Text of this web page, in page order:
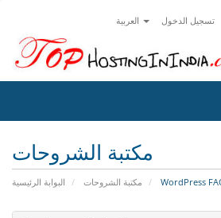
تسجيل الدخول
مكتبة الشروحات
البوابة الرئيسية مكتبة الشروحات WordPress